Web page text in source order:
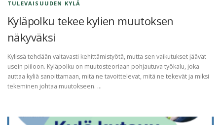
TULEVAISUUDEN KYLÄ
Kyläpolku tekee kylien muutoksen
näkyväksi
Kylissä tehdään valtavasti kehittämistyötä, mutta sen vaikutukset jäävät
usein piiloon. Kyläpolku on muutosteoriaan pohjautuva työkalu, joka
auttaa kyliä sanoittamaan, mitä ne tavoittelevat, mitä ne tekevät ja miksi
tekeminen johtaa muutokseen. …